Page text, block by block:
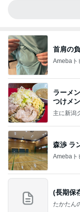
首肩の
Amebaト
ラーメ
つけメ
主に新潟
森渉 ラ
Amebaト
(長期保
たかたん